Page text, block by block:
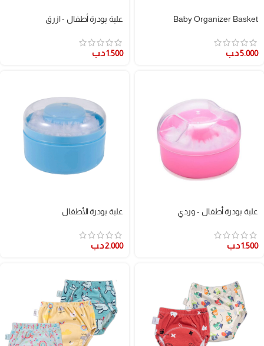
Baby Organizer Basket
5.000د.ب
علبة بودرة أطفال - ازرق
1.500د.ب
علبة بودرة أطفال - وردي
1.500د.ب
علبة بودرة الأطفال
2.000د.ب